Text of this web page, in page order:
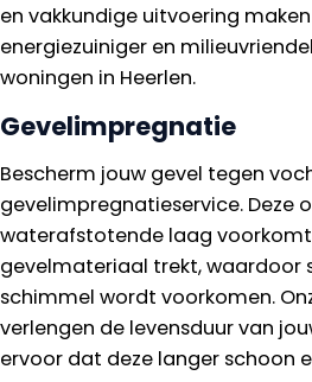
en vakkundige uitvoering
energiezuiniger en
woningen in Heerlen.
Gevelimpregnatie
Bescherm jouw gevel tegen
gevelimpregnatieservice. Deze
waterafstotende laag
gevelmateriaal trekt, waardoor
schimmel wordt voorkomen.
verlengen de levensduur van
ervoor dat deze langer schoon